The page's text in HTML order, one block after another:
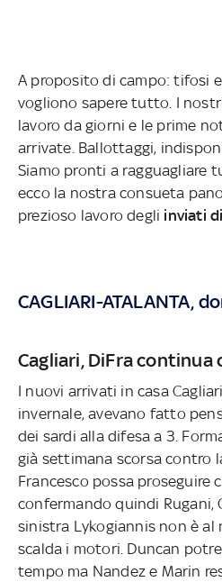
A proposito di campo: tifosi
vogliono sapere tutto. I
lavoro da giorni e le prime
arrivate. Ballottaggi,
Siamo pronti a ragguagliare
ecco la nostra consueta
prezioso lavoro degli inviati
CAGLIARI-ATALANTA,
Cagliari, DiFra continua
I nuovi arrivati in casa
invernale, avevano fatto
dei sardi alla difesa a 3.
già settimana scorsa contro
Francesco possa proseguire
confermando quindi Rugani,
sinistra Lykogiannis non è al
scalda i motori. Duncan
tempo ma Nandez e Marin